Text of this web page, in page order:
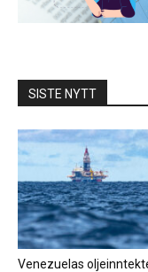
SISTE NYTT
Venezuelas